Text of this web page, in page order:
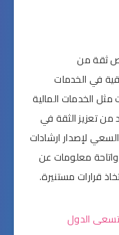
ثقة من
في الخدمات
مثل الخدمات المالية
من تعزيز الثقة في
لإصدار ارشادات
معلومات عن
قرارات مستنيرة.
تسعى الدول